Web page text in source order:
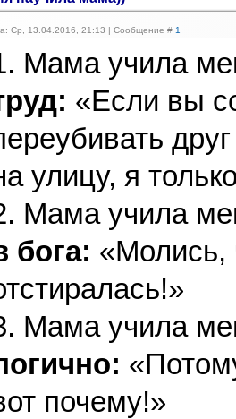
Ср, 13.04.2016, 21:13 | Сообщение # 1
Мама учила
«Если вы
улицу, я
Мама учила
бога: «Молись,
Мама учила
почему!»